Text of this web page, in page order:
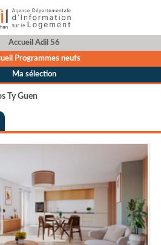
Accueil Adil 56
Programmes neufs
Ma sélection
Ty Guen